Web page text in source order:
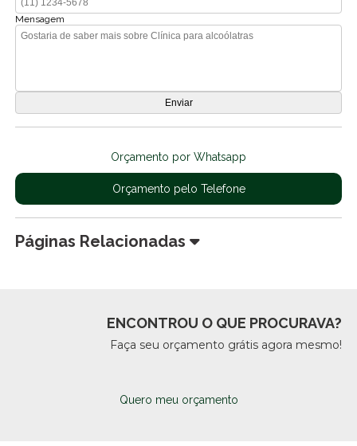
Mensagem
Orçamento por Whatsapp
Orçamento pelo Telefone
Páginas Relacionadas
ENCONTROU O QUE PROCURAVA?
Faça seu orçamento grátis agora mesmo!
Quero meu orçamento